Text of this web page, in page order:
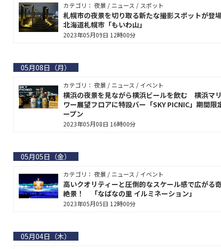
カテゴリ： 夜景 / ニュース / スポット
札幌市の夜景を切り取る新たな撮影スポットが登
北海道札幌市「もいわ山」
2023年05月09日 12時00分
05月08日（月）
カテゴリ： 夜景 / ニュース / イベント
横浜の夜景を見ながら横浜ビールを飲む 横浜マ
ワー展望フロアに特設バー「SKY PICNIC」期間限
ープン
2023年05月08日 16時00分
05月05日（金）
カテゴリ： 夜景 / ニュース / イベント
高いクオリティーと圧倒的なスケール感で広がる
絶景！ 「なばなの里 イルミネーション」
2023年05月05日 12時00分
05月04日（木）